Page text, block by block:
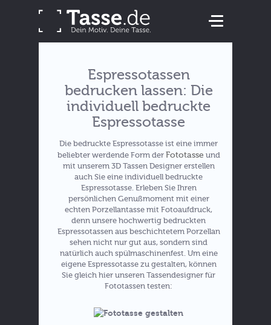
Espressotassen
bedrucken lassen: Die
individuell bedruckte
Espressotasse
Die bedruckte Espressotasse ist eine immer
beliebter werdende Form der Fototasse und
mit unserem 3D Tassen Designer erstellen
auch Sie eine individuell bedruckte
Espressotasse. Erleben Sie Ihren
persönlichen Genußmoment mit einer
echten Porzellantasse mit Fotoaufdruck,
denn unsere hochwertig bedruckten
Espressotassen aus beschichtetem Porzellan
sehen nicht nur gut aus, sondern sind
natürlich auch spülmaschinenfest. Um eine
eigene Espressotasse zu gestalten, können
Sie gleich hier unseren Tassendesigner für
Fototassen testen: